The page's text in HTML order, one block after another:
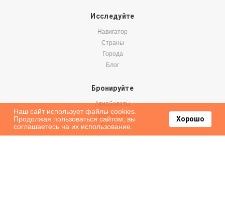
Исследуйте
Навигатор
Страны
Города
Блог
Бронируйте
Авиабилеты
Аренда авто
Паромы
Наш сайт использует файлы cookies.
Продолжая пользоваться сайтом, вы
соглашаетесь на их использование.
Хорошо